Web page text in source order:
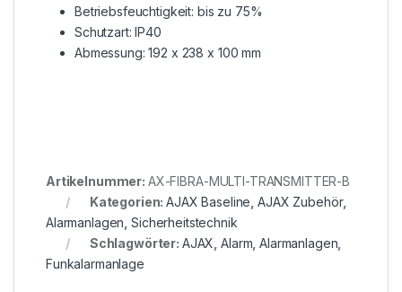
Betriebsfeuchtigkeit: bis zu 75%
Schutzart: IP40
Abmessung: 192 x 238 x 100 mm
Artikelnummer: AX-FIBRA-MULTI-TRANSMITTER-B
Kategorien:AJAX Baseline ,AJAX Zubehör,
Alarmanlagen ,Sicherheitstechnik
Schlagwörter: AJAX ,Alarm ,Alarmanlagen
Funkalarmanlage